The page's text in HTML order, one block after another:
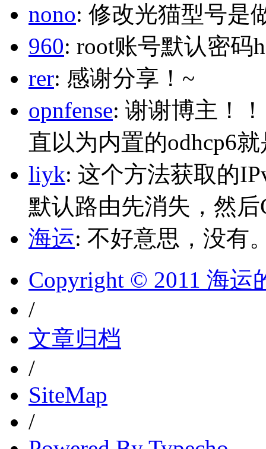
nono: 修改光猫型号是
960: root账号默认密码
rer: 感谢分享！~
opnfense: 谢谢博主！
直以为内置的odhcp6
liyk: 这个方法获取的
默认路由先消失，然
海运: 不好意思，没有
Copyright © 2011 海运
/
文章归档
/
SiteMap
/